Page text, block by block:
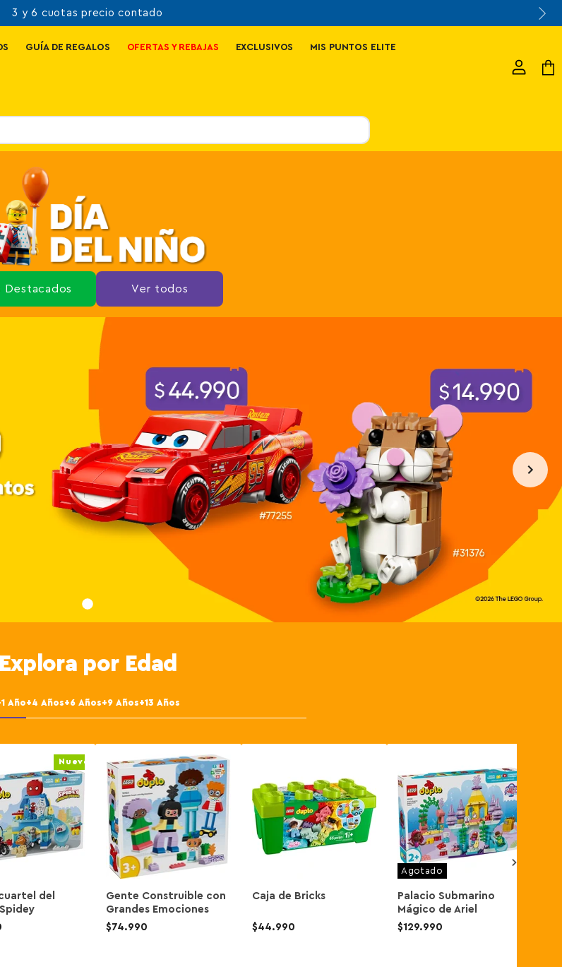
Tienda oficial de LEGO Chile
GUÍA DE REGALOS OFERTAS Y REBAJAS EXCLUSIVOS MIS PUNTOS ELITE
Destacados Ver todos
Explora por Edad
Año+4 Años+6 Años+9 Años+13 Años
Nuevo
del
Gente Construible con
Grandes Emociones
$74.990
Caja de Bricks
$44.990
Agotado
Palacio Submarino
Mágico de Ariel
$129.990